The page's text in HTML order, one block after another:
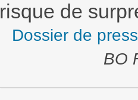
risque de
Dossier de
BO